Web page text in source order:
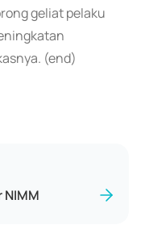
geliat pelaku
(end)